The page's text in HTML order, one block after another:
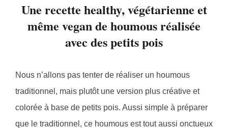
Une recette healthy, végétarienne et
même vegan de houmous réalisée
avec des petits pois
Nous n’allons pas tenter de réaliser un houmous
traditionnel, mais plutôt une version plus créative et
colorée à base de petits pois. Aussi simple à préparer
que le traditionnel, ce houmous est tout aussi onctueux